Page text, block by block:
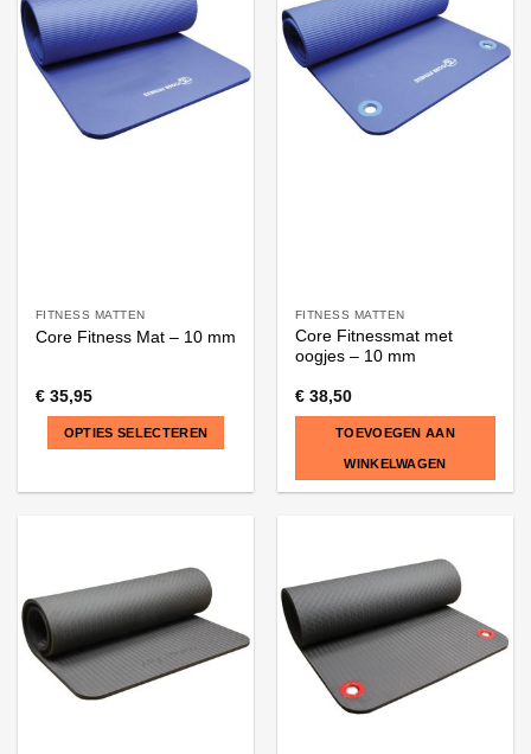
FITNESS MATTEN
Core Fitness Mat – 10 mm
€35,95
OPTIES SELECTEREN
variaties.
Deze
optie
kan
gekozen
FITNESS MATTEN
Core Fitnessmat met
oogjes – 10 mm
€38,50
TOEVOEGEN AAN
WINKELWAGEN